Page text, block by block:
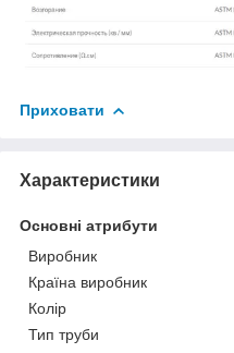
Приховати
Характеристики
Основні атрибути
Виробник
Країна виробник
Колір
Тип труби